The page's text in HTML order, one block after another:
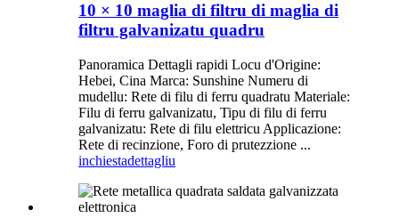
10 × 10 maglia di filtru di maglia di
filtru galvanizatu quadru
Panoramica Dettagli rapidi Locu d'Origine:
Hebei, Cina Marca: Sunshine Numeru di
mudellu: Rete di filu di ferru quadratu Materiale:
Filu di ferru galvanizatu, Tipu di filu di ferru
galvanizatu: Rete di filu elettricu Applicazione:
Rete di recinzione, Foro di prutezzione ...
inchiestadettagliu